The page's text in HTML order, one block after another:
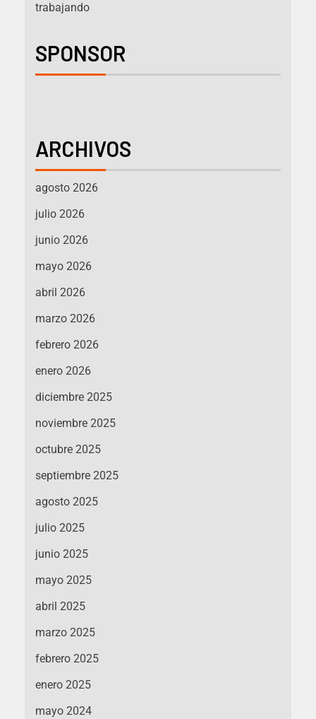
trabajando
SPONSOR
ARCHIVOS
agosto 2026
julio 2026
junio 2026
mayo 2026
abril 2026
marzo 2026
febrero 2026
enero 2026
diciembre 2025
noviembre 2025
octubre 2025
septiembre 2025
agosto 2025
julio 2025
junio 2025
mayo 2025
abril 2025
marzo 2025
febrero 2025
enero 2025
mayo 2024